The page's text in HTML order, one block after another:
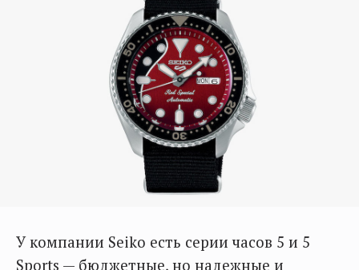
У компании Seiko есть серии часов 5 и 5
Sports — бюджетные, но надежные и